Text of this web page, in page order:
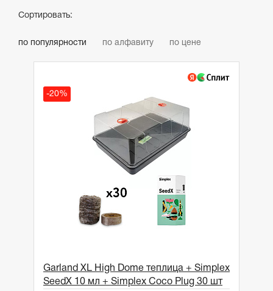
Сортировать:
по популярности по алфавиту по цене
-20%
Garland XL High Dome теплица + Simplex
SeedX 10 мл + Simplex Coco Plug 30 шт